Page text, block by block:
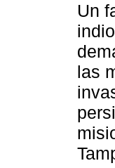
Un
las